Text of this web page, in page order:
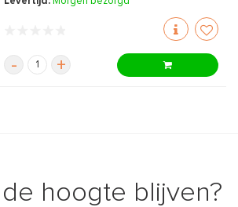
- +
hoogte blijven?